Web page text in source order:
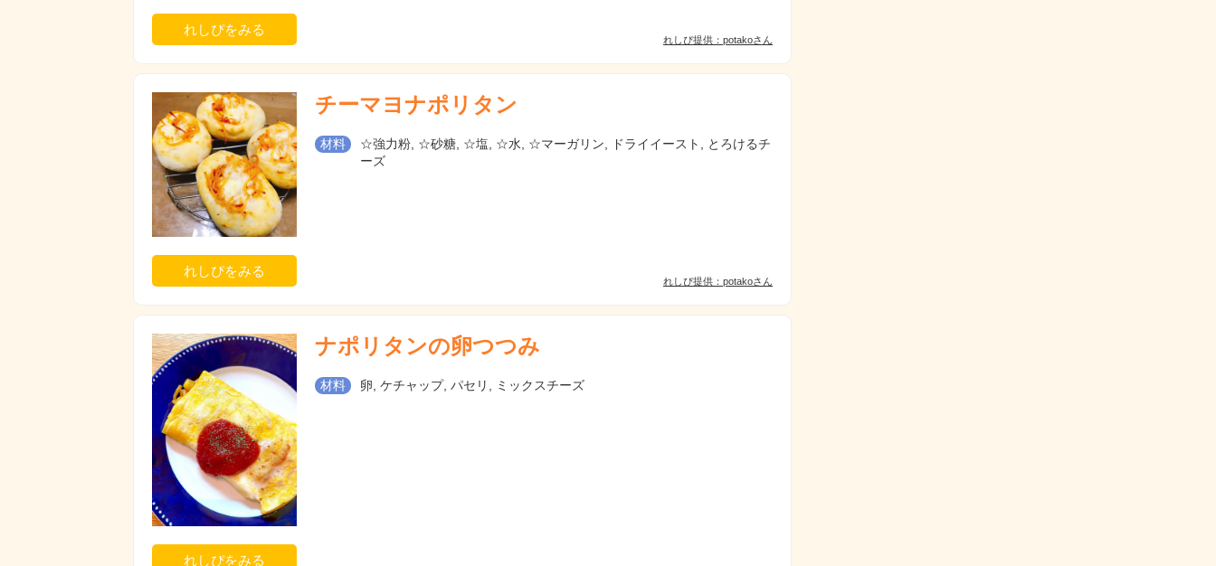
れしぴをみる
れしぴ提供：potakoさん
れしぴをみる
チーマヨナポリタン
材料
☆強力粉, ☆砂糖, ☆塩, ☆水, ☆マーガリン, ドライイースト, とろけるチ
ーズ
れしぴ提供：potakoさん
れしぴをみる
ナポリタンの卵つつみ
材料 卵, ケチャップ, パセリ, ミックスチーズ